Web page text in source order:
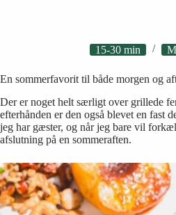
15-30 min
En sommerfavorit til både morgen og
Der er noget helt særligt over grillede
efterhånden er den også blevet en fast
jeg har gæster, og når jeg bare vil
afslutning på en sommeraften.